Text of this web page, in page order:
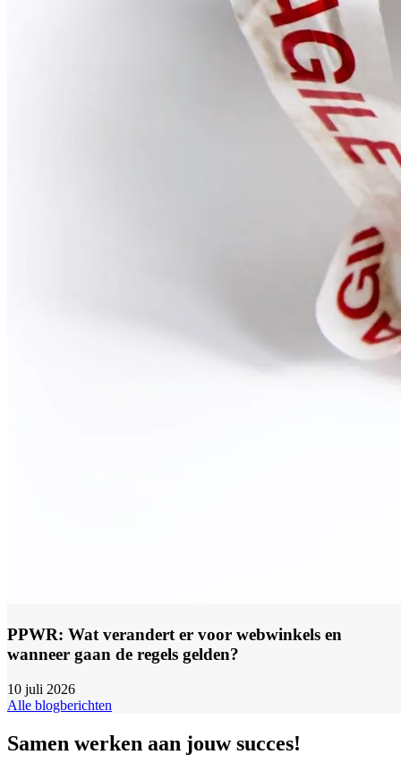
PPWR: Wat verandert er voor webwinkels en
wanneer gaan de regels gelden?
10 juli 2026
Alle blogberichten
Samen werken aan jouw succes!